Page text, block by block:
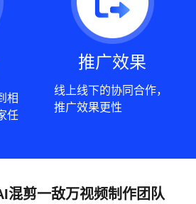
相
任
推广效果
线上线下的协同合作，
推广效果更性
混剪一敌万视频制作团队